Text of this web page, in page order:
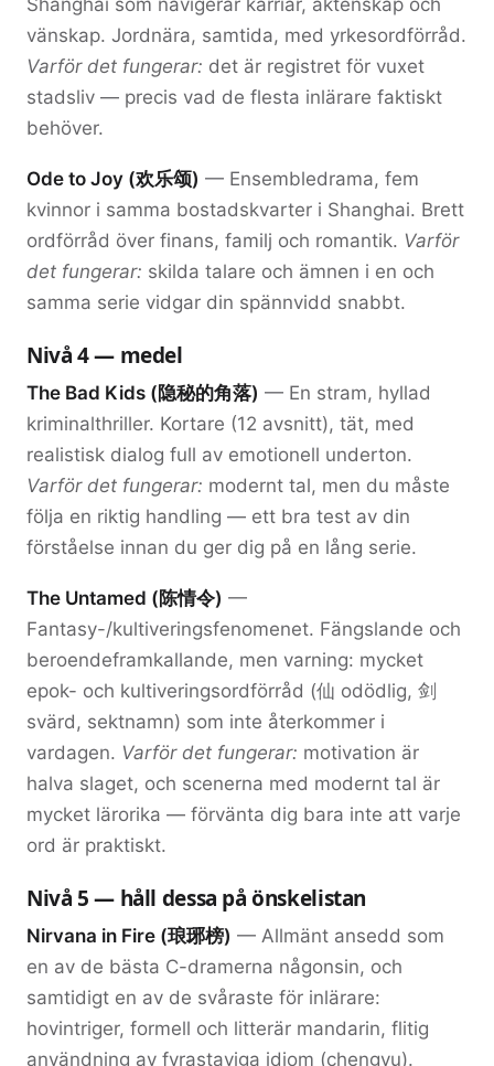
Shanghai som navigerar karriär, äktenskap och
vänskap. Jordnära, samtida, med yrkesordförråd.
Varför det fungerar: det är registret för vuxet
stadsliv — precis vad de flesta inlärare faktiskt
behöver.
Ode to Joy (欢乐颂) — Ensembledrama, fem
kvinnor i samma bostadskvarter i Shanghai. Brett
ordförråd över finans, familj och romantik. Varför
det fungerar: skilda talare och ämnen i en och
samma serie vidgar din spännvidd snabbt.
Nivå 4 — medel
The Bad Kids (隐秘的角落) — En stram, hyllad
kriminalthriller. Kortare (12 avsnitt), tät, med
realistisk dialog full av emotionell underton.
Varför det fungerar: modernt tal, men du måste
följa en riktig handling — ett bra test av din
förståelse innan du ger dig på en lång serie.
The Untamed (陈情令) —
Fantasy-/kultiveringsfenomenet. Fängslande och
beroendeframkallande, men varning: mycket
epok- och kultiveringsordförråd (仙 odödlig, 剑
svärd, sektnamn) som inte återkommer i
vardagen. Varför det fungerar: motivation är
halva slaget, och scenerna med modernt tal är
mycket lärorika — förvänta dig bara inte att varje
ord är praktiskt.
Nivå 5 — håll dessa på önskelistan
Nirvana in Fire (琅琊榜) — Allmänt ansedd som
en av de bästa C-dramerna någonsin, och
samtidigt en av de svåraste för inlärare:
hovintriger, formell och litterär mandarin, flitig
användning av fyrastaviga idiom (chengyu).